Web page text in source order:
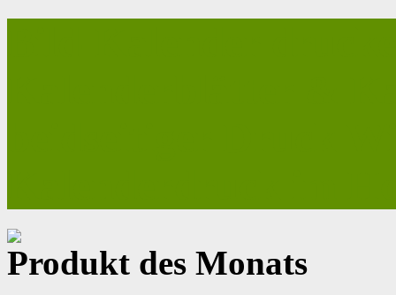
Produkt des Monats